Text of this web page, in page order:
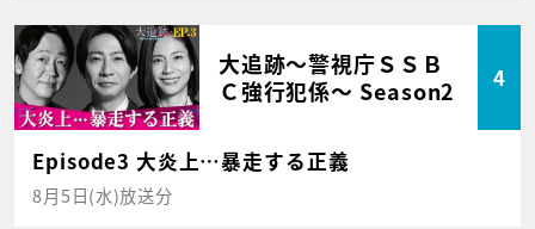
大追跡～警視庁ＳＳＢ
Ｃ強行犯係～ Season2
4
Episode3 大炎上…暴走する正義
8月5日(水)放送分